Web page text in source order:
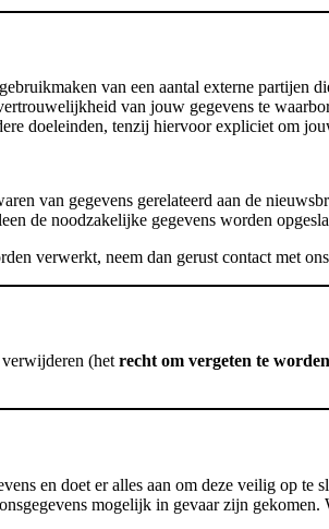
gebruikmaken van een aantal externe partijen
van jouw gegevens te
doeleinden, tenzij hiervoor expliciet om
van gegevens gerelateerd aan de
de noodzakelijke gegevens worden
verwerkt, neem dan gerust contact met
verwijderen (hetrecht om vergeten te worden
en doet er alles aan om deze veilig op
mogelijk in gevaar zijn